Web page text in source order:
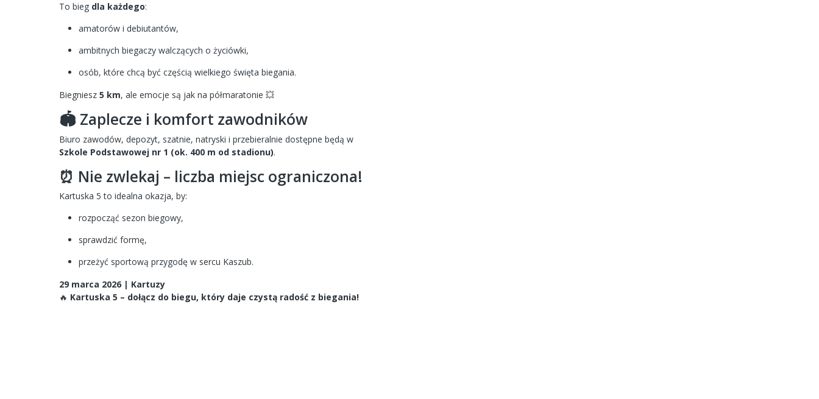
To bieg dla każdego:
amatorów i debiutantów,
ambitnych biegaczy walczących o życiówki,
osób, które chcą być częścią wielkiego święta biegania.
Biegniesz 5 km, ale emocje są jak na półmaratonie 💥
🏟 Zaplecze i komfort zawodników
Biuro zawodów, depozyt, szatnie, natryski i przebieralnie dostępne będą w
Szkole Podstawowej nr 1 (ok. 400 m od stadionu).
⏰ Nie zwlekaj – liczba miejsc ograniczona!
Kartuska 5 to idealna okazja, by:
rozpocząć sezon biegowy,
sprawdzić formę,
przeżyć sportową przygodę w sercu Kaszub.
29 marca 2026 | Kartuzy
🔥 Kartuska 5 – dołącz do biegu, który daje czystą radość z biegania!